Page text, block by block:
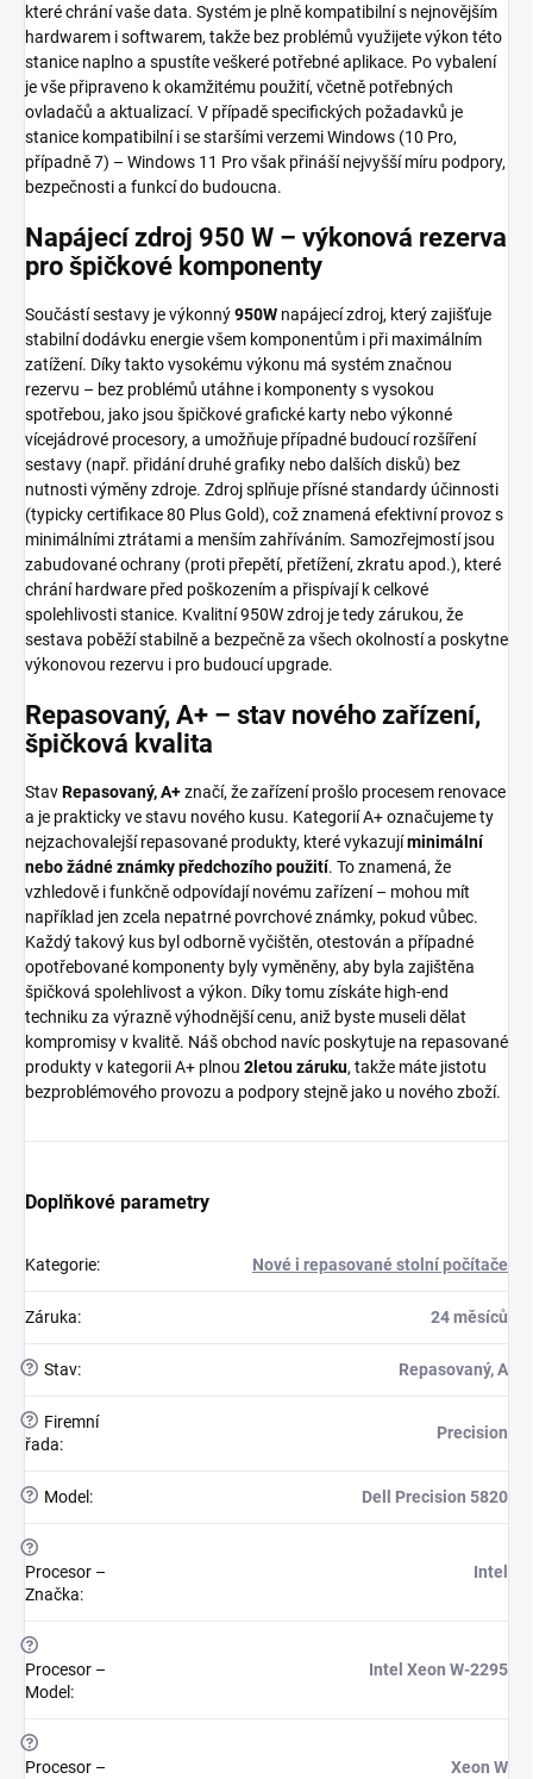
které chrání vaše data. Systém je plně kompatibilní s nejnovějším
hardwarem i softwarem, takže bez problémů využijete výkon této
stanice naplno a spustíte veškeré potřebné aplikace. Po vybalení
je vše připraveno k okamžitému použití, včetně potřebných
ovladačů a aktualizací. V případě specifických požadavků je
stanice kompatibilní i se staršími verzemi Windows (10 Pro,
případně 7) – Windows 11 Pro však přináší nejvyšší míru podpory,
bezpečnosti a funkcí do budoucna.
Napájecí zdroj 950 W – výkonová rezerva
pro špičkové komponenty
Součástí sestavy je výkonný950W napájecí zdroj, který zajišťuje
stabilní dodávku energie všem komponentům i při maximálním
zatížení. Díky takto vysokému výkonu má systém značnou
rezervu – bez problémů utáhne i komponenty s vysokou
spotřebou, jako jsou špičkové grafické karty nebo výkonné
vícejádrové procesory, a umožňuje případné budoucí rozšíření
sestavy (např. přidání druhé grafiky nebo dalších disků) bez
nutnosti výměny zdroje. Zdroj splňuje přísné standardy účinnosti
(typicky certifikace 80 Plus Gold), což znamená efektivní provoz s
minimálními ztrátami a menším zahříváním. Samozřejmostí jsou
zabudované ochrany (proti přepětí, přetížení, zkratu apod.), které
chrání hardware před poškozením a přispívají k celkové
spolehlivosti stanice. Kvalitní 950W zdroj je tedy zárukou, že
sestava poběží stabilně a bezpečně za všech okolností a poskytne
výkonovou rezervu i pro budoucí upgrade.
Repasovaný, A+ – stav nového zařízení,
špičková kvalita
StavRepasovaný, A+značí, že zařízení prošlo procesem renovace
a je prakticky ve stavu nového kusu. Kategorií A+ označujeme ty
nejzachovalejší repasované produkty, které vykazujíminimální
nebo žádné známky předchozího použití. To znamená, že
vzhledově i funkčně odpovídají novému zařízení – mohou mít
například jen zcela nepatrné povrchové známky, pokud vůbec.
Každý takový kus byl odborně vyčištěn, otestován a případné
opotřebované komponenty byly vyměněny, aby byla zajištěna
špičková spolehlivost a výkon. Díky tomu získáte high-end
techniku za výrazně výhodnější cenu, aniž byste museli dělat
kompromisy v kvalitě. Náš obchod navíc poskytuje na repasované
produkty v kategorii A+ plnou 2letou záruku, takže máte jistotu
bezproblémového provozu a podpory stejně jako u nového zboží.
Doplňkové parametry
Kategorie: Nové i repasované stolní počítače
Záruka: 24 měsíců
? Stav: Repasovaný, A
?
Firemní
řada:
Precision
? Model : Dell Precision 5820
?
Procesor –
Značka:
Intel
?
Procesor –
Model :
Intel Xeon W-2295
?
Procesor –
Xeon W